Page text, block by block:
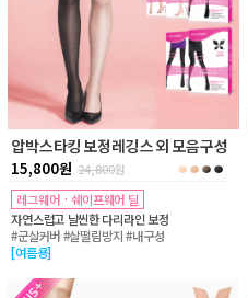
압박스타킹 보정레깅스 외 모음구성
15,800원 24,800원
레그웨어 · 쉐이프웨어 딜
자연스럽고 날씬한 다리라인 보정
#군살커버 #살떨림방지 #내구성
[여름용]